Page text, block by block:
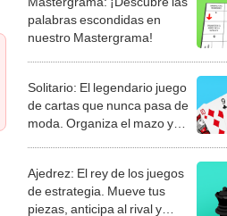
palabras escondidas en
nuestro Mastergrama!
Solitario: El legendario juego
de cartas que nunca pasa de
moda. Organiza el mazo y
Ajedrez: El rey de los juegos
de estrategia. Mueve tus
piezas, anticipa al rival y